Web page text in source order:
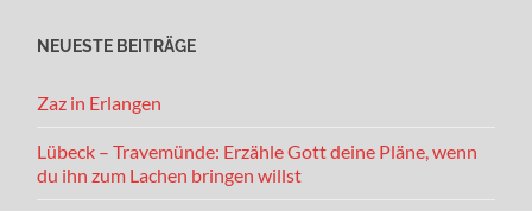
NEUESTE BEITRÄGE
Zaz in Erlangen
Lübeck – Travemünde: Erzähle Gott deine Pläne, wenn
du ihn zum Lachen bringen willst